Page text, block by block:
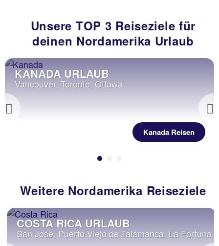
Unsere TOP 3 Reiseziele für
deinen Nordamerika Urlaub
Previous
KANADA URLAUB
Vancouver, Toronto, Ottawa
Kanada Reisen
Weitere Nordamerika Reiseziele
COSTA RICA URLAUB
San José, Puerto Viejo de Talamanca, La Fortuna